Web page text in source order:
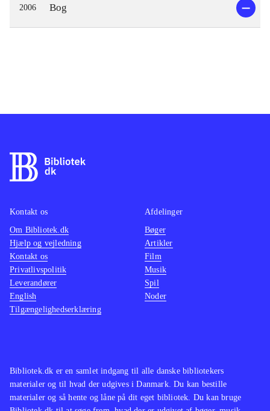
2006 Bog
Bibliotek.dk er en samlet indgang til alle danske bibliotekers
materialer og til hvad der udgives i Danmark. Du kan bestille
materialer og så hente og låne på dit eget bibliotek. Du kan bruge
Kontakt os
Om Bibliotek.dk
Hjælp og vejledning
Kontakt os
Privatlivspolitik
Leverandører
English
Tilgængelighedserklæring
Afdelinger
Bøger
Artikler
Film
Musik
Spil
Noder